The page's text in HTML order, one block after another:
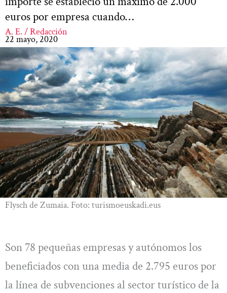
euros por empresa cuando…
A. E. / Redacción
22 mayo, 2020
Flysch de Zumaia. Foto: turismoeuskadi.eus
Son 78 pequeñas empresas y autónomos los
beneficiados con una media de 2.795 euros por
la línea de subvenciones al sector turístico de la